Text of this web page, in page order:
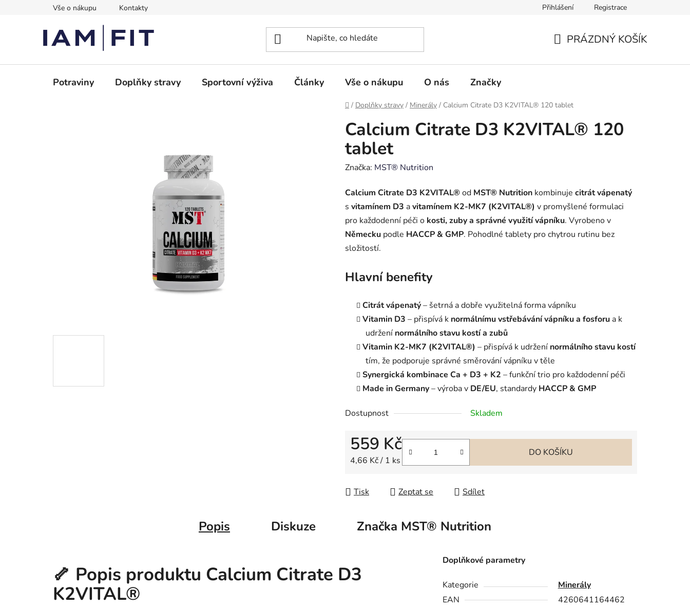
Vše o nákupu Kontakty Přihlášení Registrace
PRÁZDNÝ KOŠÍK
Potraviny Doplňky stravy Sportovní výživa Články Vše o nákupu O nás Značky
Domů
/ Doplňky stravy / Minerály / Calcium Citrate D3 K2VITAL® 120 tablet
Calcium Citrate D3 K2VITAL® 120
tablet
Značka: MST® Nutrition
Calcium Citrate D3 K2VITAL®od MST® Nutrition kombinuje citrát vápenatý
s vitamínem D3 avitamínem K2-MK7 (K2VITAL®) v promyšlené formulaci
pro každodenní péči o kosti, zuby a správné využití vápníku. Vyrobeno v
Německu podle HACCP & GMP. Pohodlné tablety pro chytrou rutinu bez
složitostí.
Hlavní benefity
Citrát vápenatý– šetrná a dobře využitelná forma vápníku
Vitamin D3 – přispívá k normálnímu vstřebávání vápníku a fosforu a k
udržení normálního stavu kostí a zubů
Vitamin K2-MK7 (K2VITAL®) – přispívá k udržení normálního stavu kostí
tím, že podporuje správné směrování vápníku v těle
Synergická kombinace Ca + D3 + K2 – funkční trio pro každodenní péči
Made in Germany– výroba v DE/EU, standardy HACCP & GMP
Dostupnost Skladem
559 Kč
Měrná cena:
4,66 Kč / 1 ks
DO KOŠÍKU
Tisk Zeptat se Sdílet
Popis Diskuze Značka MST® Nutrition
🦴 Popis produktu Calcium Citrate D3
K2VITAL®
Doplňkové parametry
Kategorie
Minerály
EAN
4260641164462